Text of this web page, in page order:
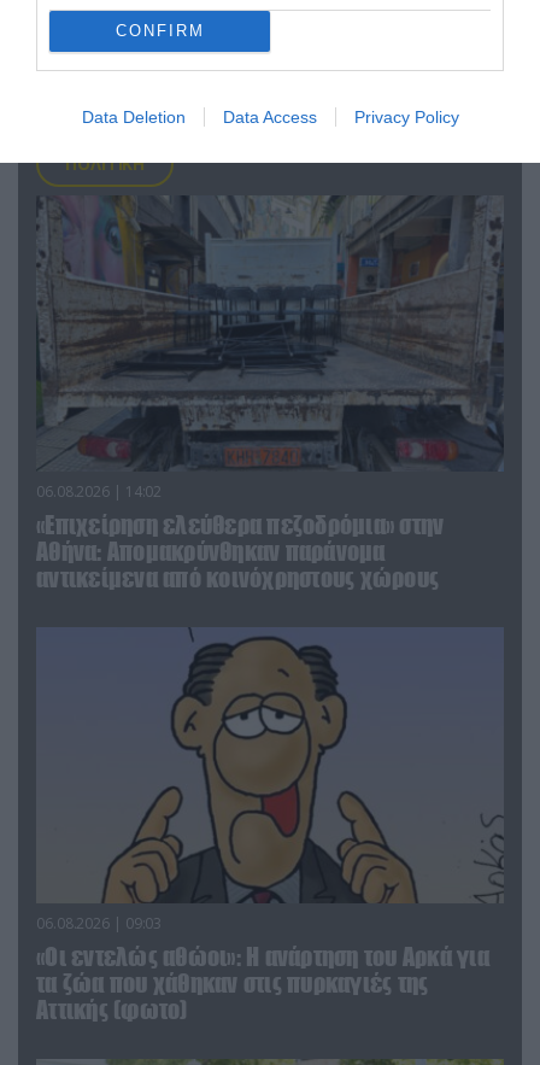
CONFIRM
Data Deletion Data Access Privacy Policy
ΗΠΑ: Nέα στοιχεία για το περιστατικό με το
προεδρικό ελικόπτερο Marine One – Βρέθηκε
δίπλα σε επιβατικό αεροσκάφος
ΠΟΛΙΤΙΚΗ
06.08.2026 | 14:02
«Επιχείρηση ελεύθερα πεζοδρόμια» στην
Αθήνα: Απομακρύνθηκαν παράνομα
αντικείμενα από κοινόχρηστους χώρους
06.08.2026 | 09:03
«Οι εντελώς αθώοι»: Η ανάρτηση του Αρκά για
τα ζώα που χάθηκαν στις πυρκαγιές της
Αττικής (φωτο)